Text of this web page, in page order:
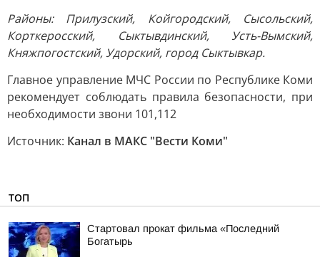
Районы: Прилузский, Койгородский, Сысольский,
Корткеросский, Сыктывдинский, Усть-Вымский,
Княжпогостский, Удорский, город Сыктывкар.
Главное управление МЧС России по Республике Коми
рекомендует соблюдать правила безопасности, при
необходимости звони 101,112
Источник: Канал в МАКС "Вести Коми"
ТОП
Стартовал прокат фильма «Последний
Богатырь